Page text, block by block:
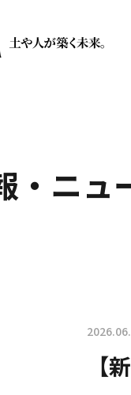
・ニュ
【